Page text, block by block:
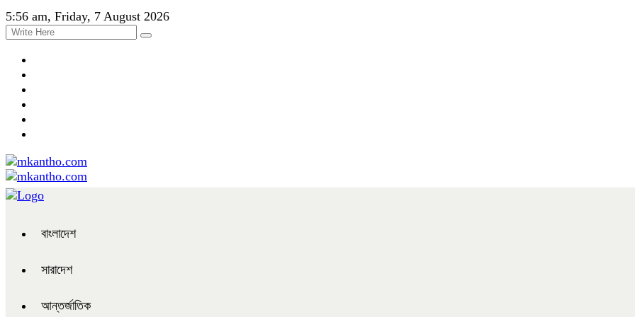
5:56 am, Friday, 7 August 2026
বাংলাদেশ
সারাদেশ
আন্তর্জাতিক